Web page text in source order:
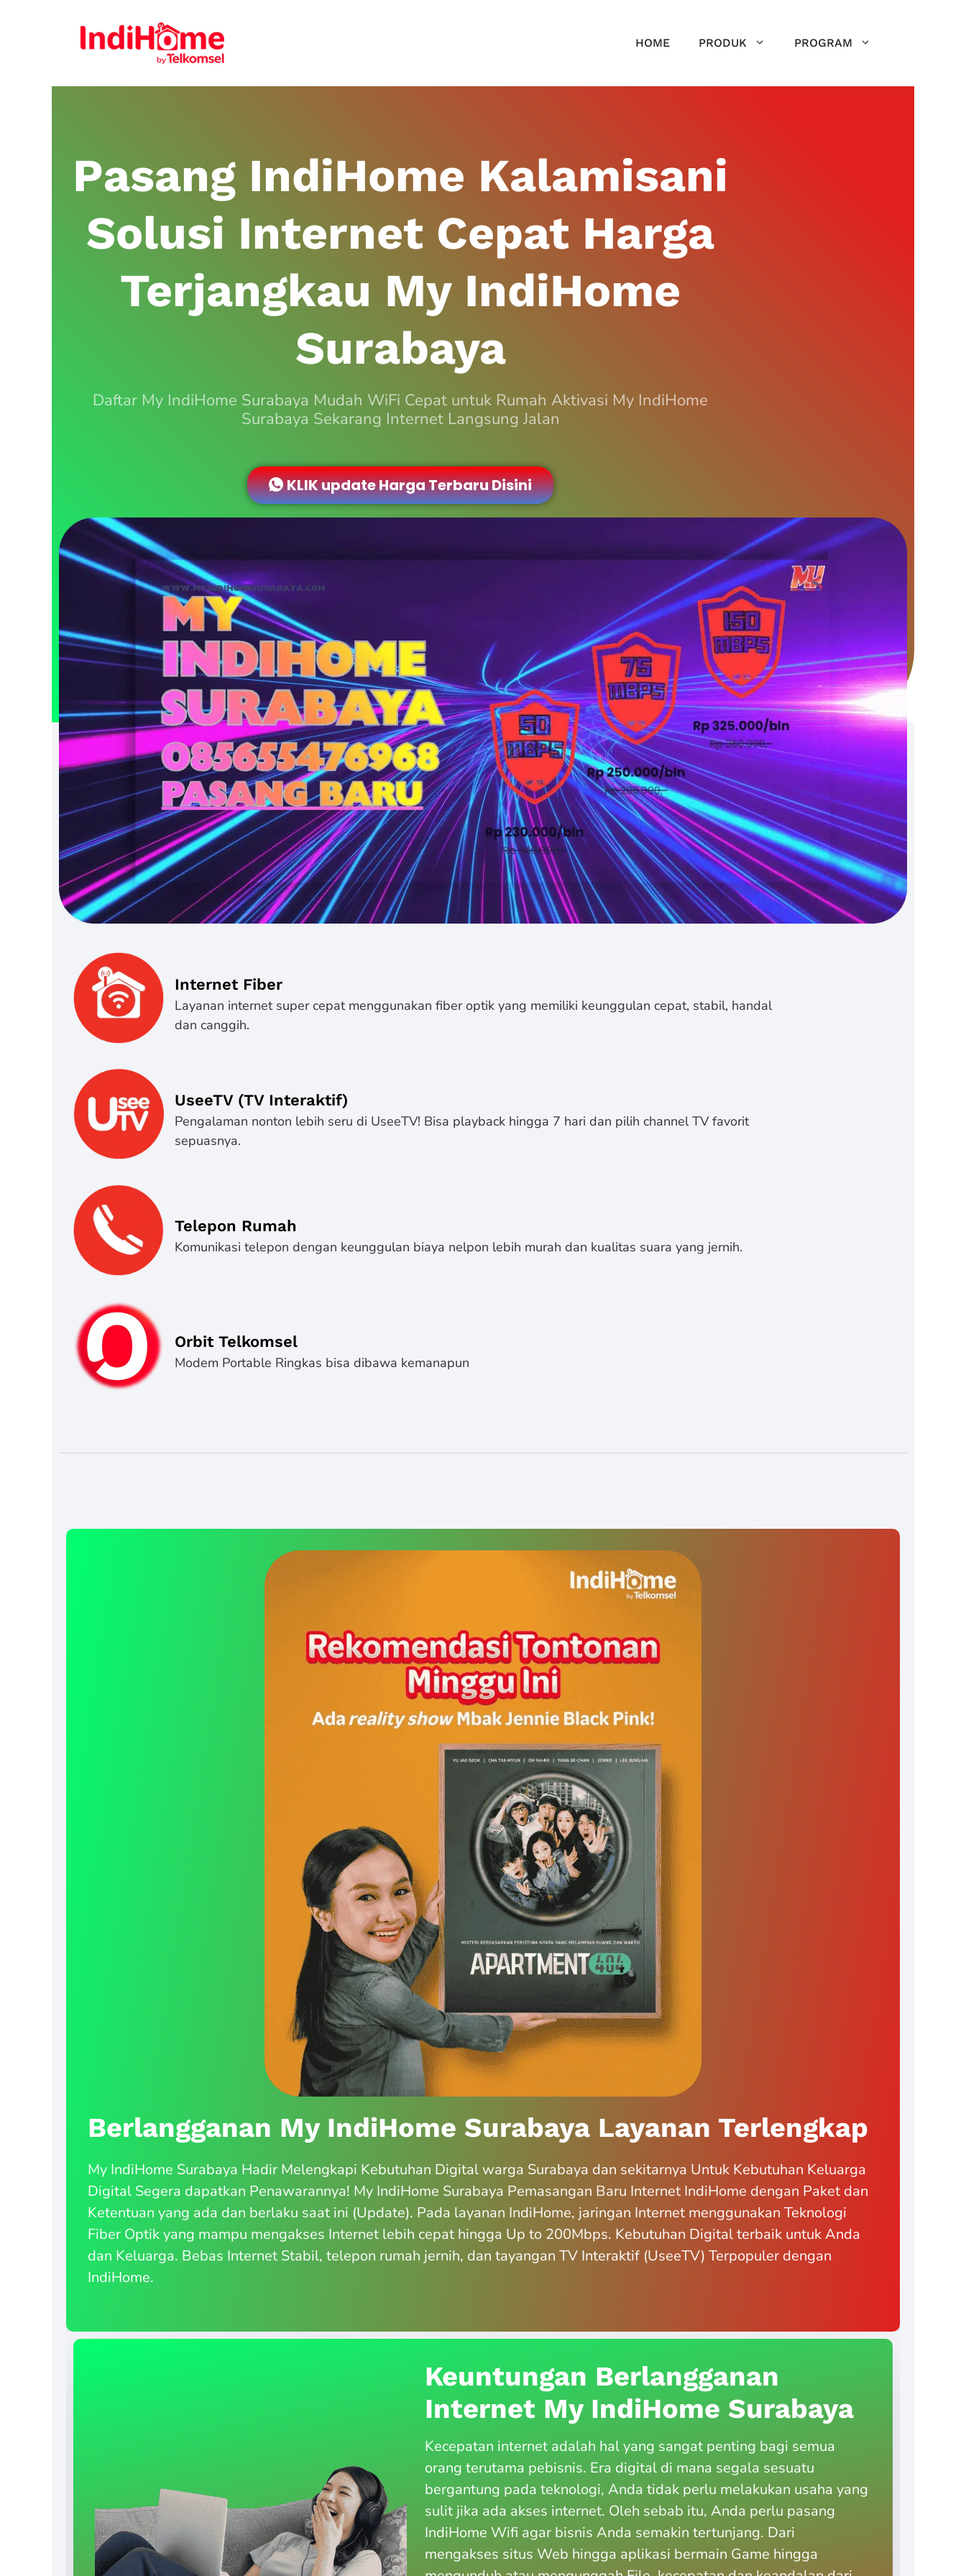
HOME PRODUK PROGRAM
Pasang IndiHome Kalamisani
Solusi Internet Cepat Harga
Terjangkau My IndiHome
Surabaya
Daftar My IndiHome Surabaya Mudah WiFi Cepat untuk Rumah Aktivasi My IndiHome
Surabaya Sekarang Internet Langsung Jalan
KLIK update Harga Terbaru Disini
Internet Fiber
Layanan internet super cepat menggunakan fiber optik yang memiliki keunggulan cepat, stabil, handal
dan canggih.
UseeTV (TV Interaktif)
Pengalaman nonton lebih seru di UseeTV! Bisa playback hingga 7 hari dan pilih channel TV favorit
sepuasnya.
Telepon Rumah
Komunikasi telepon dengan keunggulan biaya nelpon lebih murah dan kualitas suara yang jernih.
Orbit Telkomsel
Modem Portable Ringkas bisa dibawa kemanapun
Berlangganan My IndiHome Surabaya Layanan Terlengkap
My IndiHome Surabaya Hadir Melengkapi Kebutuhan Digital warga Surabaya dan sekitarnya Untuk Kebutuhan Keluarga
Digital Segera dapatkan Penawarannya! My IndiHome Surabaya Pemasangan Baru Internet IndiHome dengan Paket dan
Ketentuan yang ada dan berlaku saat ini (Update). Pada layanan IndiHome, jaringan Internet menggunakan Teknologi
Fiber Optik yang mampu mengakses Internet lebih cepat hingga Up to 200Mbps. Kebutuhan Digital terbaik untuk Anda
dan Keluarga. Bebas Internet Stabil, telepon rumah jernih, dan tayangan TV Interaktif (UseeTV) Terpopuler dengan
IndiHome.
Keuntungan Berlangganan
Internet My IndiHome Surabaya
Kecepatan internet adalah hal yang sangat penting bagi semua
orang terutama pebisnis. Era digital di mana segala sesuatu
bergantung pada teknologi, Anda tidak perlu melakukan usaha yang
sulit jika ada akses internet. Oleh sebab itu, Anda perlu pasang
IndiHome Wifi agar bisnis Anda semakin tertunjang. Dari
mengakses situs Web hingga aplikasi bermain Game hingga